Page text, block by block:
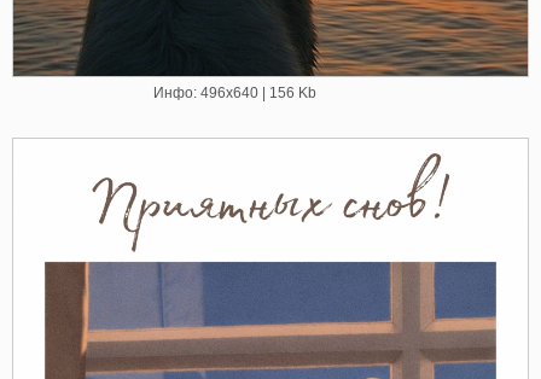
Инфо: 496х640 | 156 Kb